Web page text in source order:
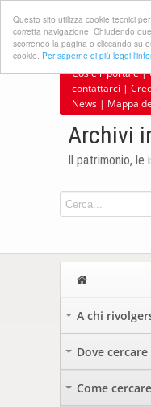
Questo sito utilizza cookie tecnici
corretta navigazione. Chiudendo
scorrendo la pagina o cliccando su
cookie. Per saperne di più leggi
Cos'è il portale|
contattarci |
News | Mappa
Archivi
Il patrimonio, le
A chi
Dove cercare
Come cercare